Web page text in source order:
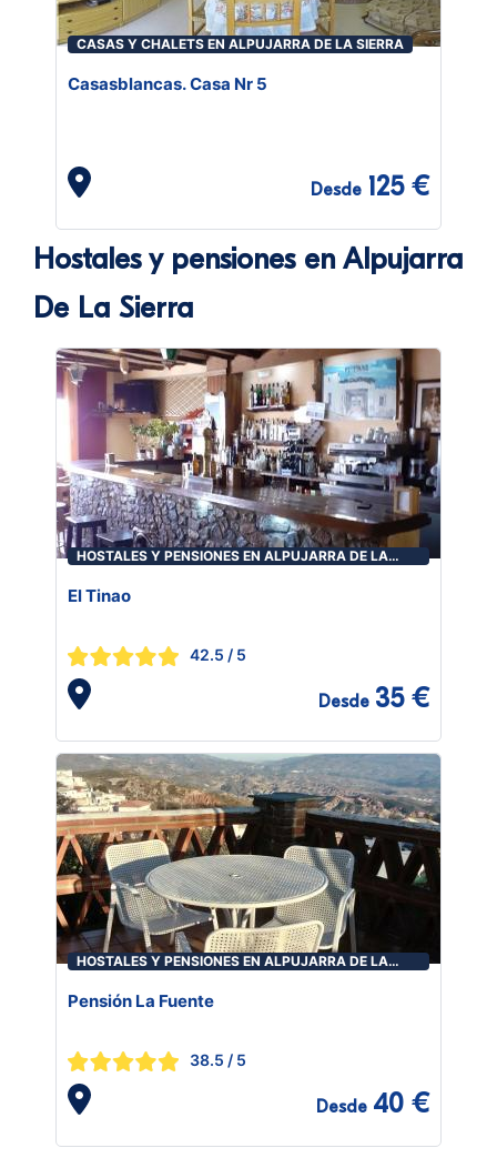
CASAS Y CHALETS EN ALPUJARRA DE LA SIERRA
Casasblancas. Casa Nr 5
Desde 125 €
Hostales y pensiones en Alpujarra
De La Sierra
HOSTALES Y PENSIONES EN ALPUJARRA DE LA
El Tinao
42.5 / 5
Desde 35 €
HOSTALES Y PENSIONES EN ALPUJARRA DE LA
Pensión La Fuente
38.5 / 5
Desde 40 €